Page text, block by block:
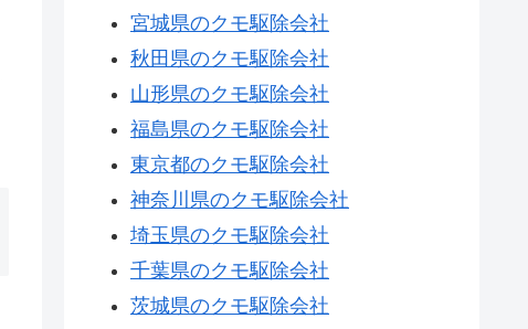
宮城県のクモ駆除会社
秋田県のクモ駆除会社
山形県のクモ駆除会社
福島県のクモ駆除会社
東京都のクモ駆除会社
神奈川県のクモ駆除会社
埼玉県のクモ駆除会社
千葉県のクモ駆除会社
茨城県のクモ駆除会社